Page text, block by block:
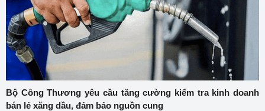
Bộ Công Thương yêu cầu tăng cường kiểm tra kinh doanh
bán lẻ xăng dầu, đảm bảo nguồn cung